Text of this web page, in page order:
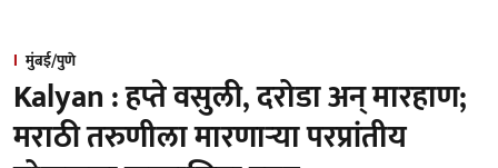
मुंबई/पुणे
Kalyan : हप्ते वसुली, दरोडा अन् मारहाण;
मराठी तरुणीला मारणाऱ्या परप्रांतीय